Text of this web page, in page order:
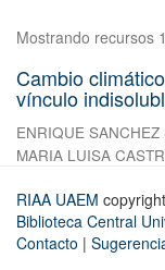
Mostrando recursos
Cambio
vínculo
ENRIQUE SANCHEZ
MARIA LUISA
RIAA UAEM
Biblioteca Central
Contacto |